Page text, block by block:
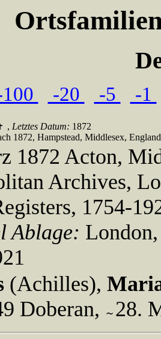
-20 -5 -1
, Letztes Datum: 1872
1872, Hampstead, Middlesex,
1872 Acton,
Archives,
1754-
Ablage:
(Achilles),
Doberan,
28.